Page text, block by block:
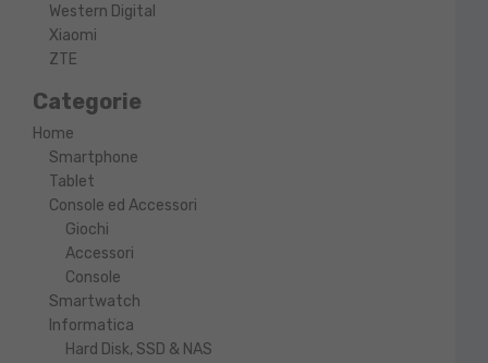
Western Digital
Xiaomi
ZTE
Categorie
Home
Smartphone
Tablet
Console ed Accessori
Giochi
Accessori
Console
Smartwatch
Informatica
Hard Disk, SSD & NAS